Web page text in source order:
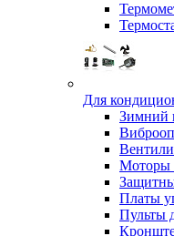
Для
Зимний
Вентили
Моторы
Платы
Пульты